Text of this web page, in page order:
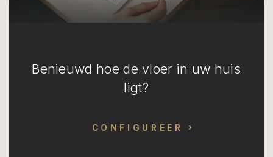
Benieuwd hoe de vloer in uw huis
ligt?
CONFIGUREER